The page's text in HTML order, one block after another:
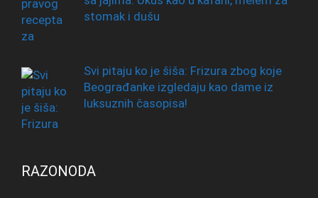
stomak i dušu
Svi pitaju ko je šiša: Frizura zbog koje
Beograđanke izgledaju kao dame iz
luksuznih časopisa!
RAZONODA